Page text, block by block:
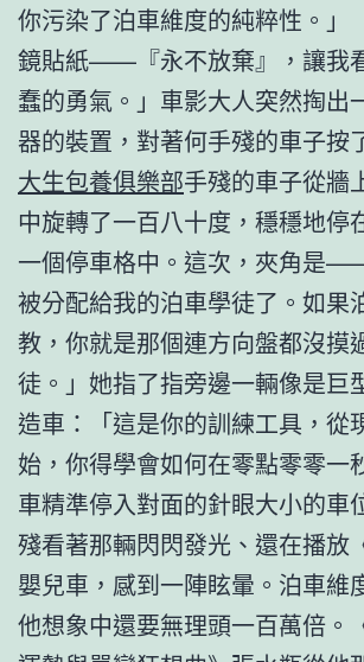
你污染了泊車維度的純粹性。」
鏡貼紙——『永不放棄』，讓我
蠢的勇氣。」車影大人突然掏出
器的裝置，對著何手殘的車子按
大生包養俱樂部手殘的車子從牆
中旋轉了一百八十度，穩穩地停
一個停車格中。這次，夾角是
被分配給我的泊車學徒了。如果
教，你就是那個連方向盤都沒摸
徒。」她指了指旁邊一輛像是巨
造車：「這是你的訓練工具，從
始，你得學會如何在零點零零一
車精準停入對面的針眼大小的車
殘看著那輛閃閃發光、還在播放
嬰兒車，感到一陣眩暈。泊車維
他想象中還要無理頭一百萬倍。